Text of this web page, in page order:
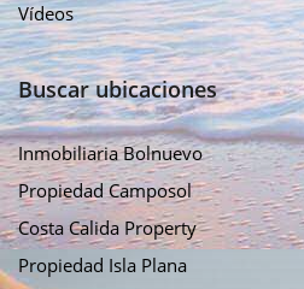
Vídeos
Buscar ubicaciones
Inmobiliaria Bolnuevo
Propiedad Camposol
Costa Calida Property
Propiedad Isla Plana